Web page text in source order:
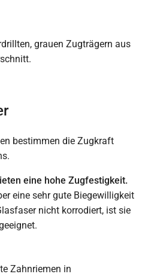
bestimmen die Zugkraft
eine hohe Zugfestigkeit.
eine sehr gute Biegewilligkeit
nicht korrodiert, ist sie